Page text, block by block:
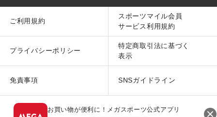
ご利用規約
スポーツマイル会員
サービス利用規約
プライバシーポリシー
特定商取引法に基づく
表示
免責事項 SNSガイドライン
お買い物が便利に！メガスポーツ公式アプリ